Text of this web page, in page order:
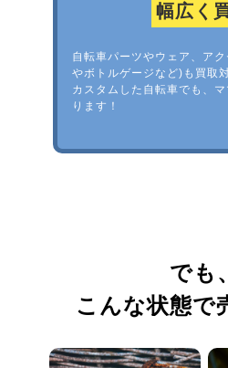
幅広く
自転車パーツやウェア、ア
やボトルゲージなど)も買取対
カスタムした自転車でも、
ります！
でも、
こんな状態で